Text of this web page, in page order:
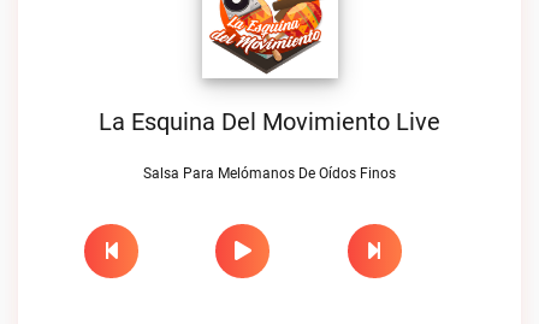
La Esquina Del Movimiento Live
Salsa Para Melómanos De Oídos Finos